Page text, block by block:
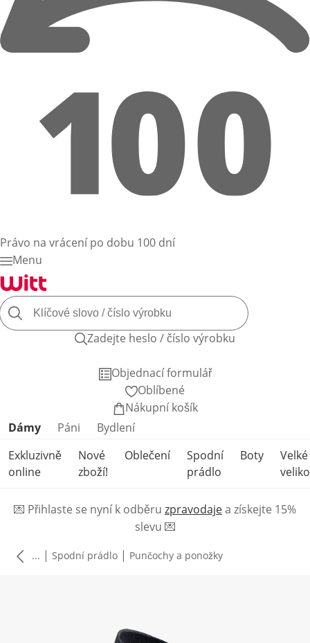
Právo na vrácení po dobu 100 dní
Menu
Zadejte heslo / číslo výrobku
Objednací formulář
Oblíbené
Nákupní košík
Přeskočit kategorie produktů
Dámy Páni
Bydlení
Exkluzivně
online
Nové
zboží!
Oblečení
Spodní
prádlo
Boty
Velké
💌 Přihlaste se nyní k odběru zpravodajea získejte 15%
slevu 💌
... | Spodní prádlo | Punčochy a ponožky